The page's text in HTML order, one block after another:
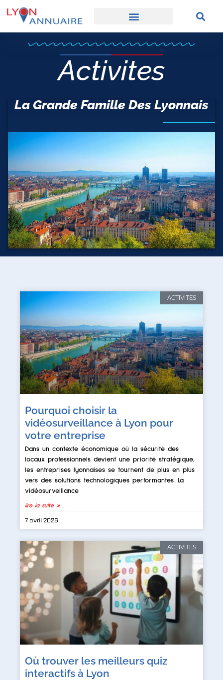
Activites
La Grande Famille Des Lyonnais
ACTIVITES
Pourquoi choisir la
vidéosurveillance à Lyon pour
votre entreprise
Dans un contexte économique où la sécurité des
locaux professionnels devient une priorité stratégique,
les entreprises lyonnaises se tournent de plus en plus
vers des solutions technologiques performantes. La
vidéosurveillance
lire la suite »
7 avril 2026
ACTIVITES
Où trouver les meilleurs quiz
interactifs à Lyon